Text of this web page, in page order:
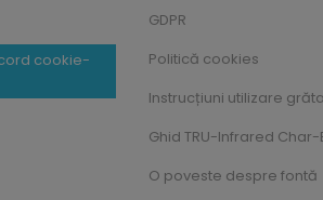
cookie-
GDPR
Politică cookies
Instrucțiuni utilizare
Ghid TRU-Infrared Char-
O poveste despre fontă